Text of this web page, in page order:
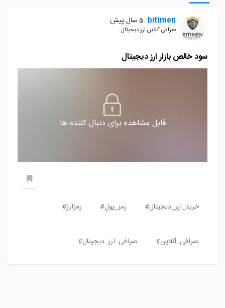
bitimen 5 سال پیش
صرافی آنلاین ارز دیجیتال
سود خالص بازار ارز دیجیتال
قابل مشاهده برای دنبال کننده ها
خرید_ارز_دیجیتال# رمز_پول# رمزارز#
صرافی_آنلاین# صرافی_ارز_دیجیتال#